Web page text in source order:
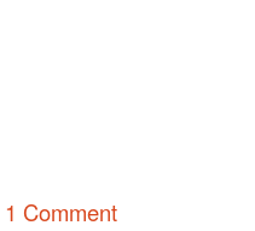
1 Comment